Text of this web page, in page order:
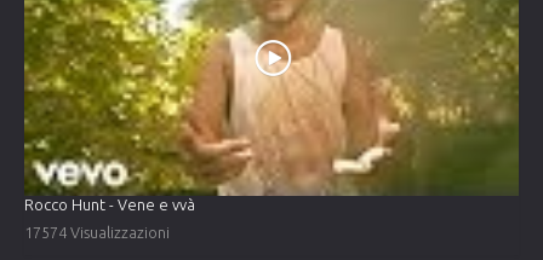
Rocco Hunt - Vene e vvà
17574 Visualizzazioni